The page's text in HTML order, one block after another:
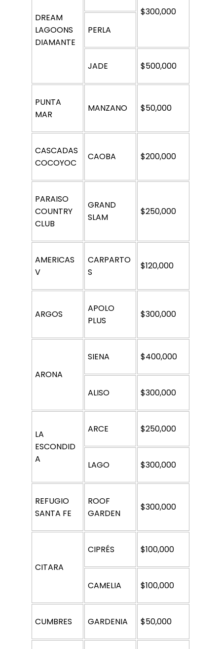
DREAM
LAGOONS
DIAMANTE
$300,000
PERLA
JADE $500,000
PUNTA
MAR
MANZANO $50,000
CASCADAS
COCOYOC
CAOBA $200,000
PARAISO
COUNTRY
CLUB
GRAND
SLAM
$250,000
AMERICAS
V
CARPARTO
S
$120,000
ARGOS
APOLO
PLUS
$300,000
ARONA
SIENA $400,000
ALISO $300,000
LA
ESCONDID
A
ARCE $250,000
LAGO $300,000
REFUGIO
SANTA FE
ROOF
GARDEN
$300,000
CITARA
CIPRÉS $100,000
CAMELIA $100,000
CUMBRES GARDENIA $50,000